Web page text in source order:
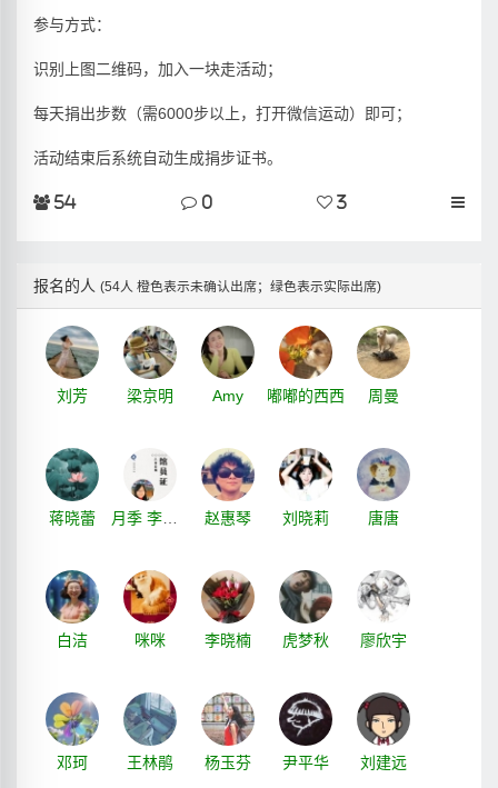
参与方式：
识别上图二维码，加入一块走活动；
每天捐出步数（需6000步以上，打开微信运动）即可；
活动结束后系统自动生成捐步证书。
54 0 3
报名的人 (54人 橙色表示未确认出席；绿色表示实际出席)
刘芳 梁京明 Amy 嘟嘟的西西 周曼
蒋晓蕾 月季 李亚楠 赵惠琴 刘晓莉 唐唐
白洁 咪咪 李晓楠 虎梦秋 廖欣宇
邓珂 王林鹃 杨玉芬 尹平华 刘建远